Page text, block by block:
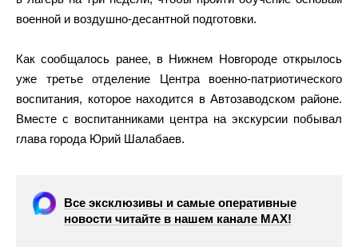
военной и воздушно-десантной подготовки.
Как сообщалось ранее, в Нижнем Новгороде открылось
уже третье отделение Центра военно-патриотического
воспитания, которое находится в Автозаводском районе.
Вместе с воспитанниками центра на экскурсии побывал
глава города Юрий Шалабаев.
Все эксклюзивы и самые оперативные
новости читайте в нашем канале МАХ!